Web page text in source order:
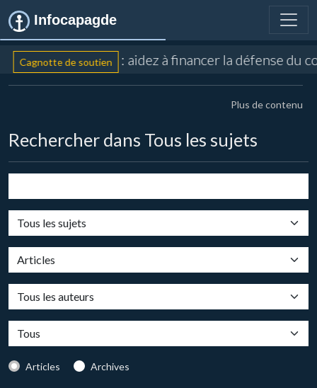
Infocapagde
Cagnotte de soutien : aidez à financer la défense du
Plus de contenu
Rechercher dans Tous les sujets
Articles Archives